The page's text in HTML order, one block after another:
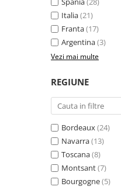
Italia(21)
Franta(17)
Argentina(3)
Vezi mai multe
REGIUNE
Bordeaux(24)
Navarra(13)
Toscana(8)
Montsant(7)
Bourgogne(5)